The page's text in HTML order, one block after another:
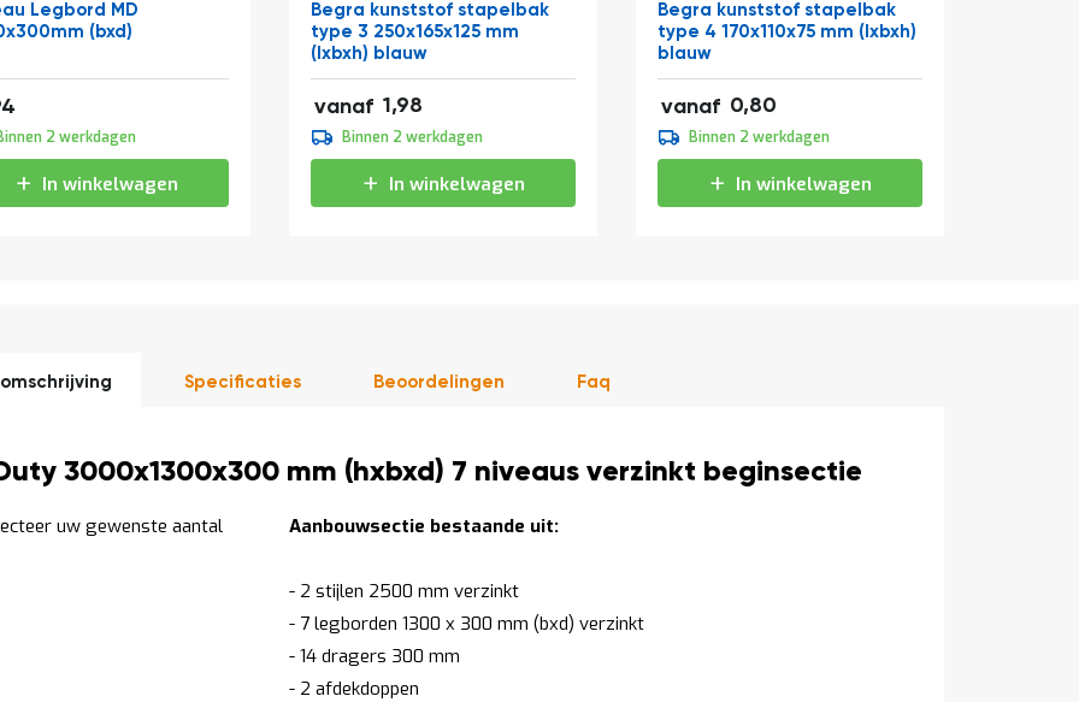
Legbord MD
(bxd)
2 werkdagen
In winkelwagen
Begra kunststof stapelbak
type 3 250x165x125 mm
(lxbxh) blauw
vanaf 1,98
2,40
2,20
2,66Binnen 2 werkdagen
In winkelwagen
Begra kunststof stapelbak
type 4 170x110x75 mm (lxbxh)
blauw
vanaf 0,80
0,97
0,90
1,09Binnen 2 werkdagen
In winkelwagen
3000x1300x300 mm (hxbxd) 7 niveaus verzinkt beginsectie
uw gewenste aantal
Aanbouwsectie bestaande uit:
- 2 stijlen 2500 mm verzinkt
- 7 legborden 1300 x 300 mm (bxd) verzinkt
- 14 dragers 300 mm
- 2 afdekdoppen
Specificaties Beoordelingen Faq